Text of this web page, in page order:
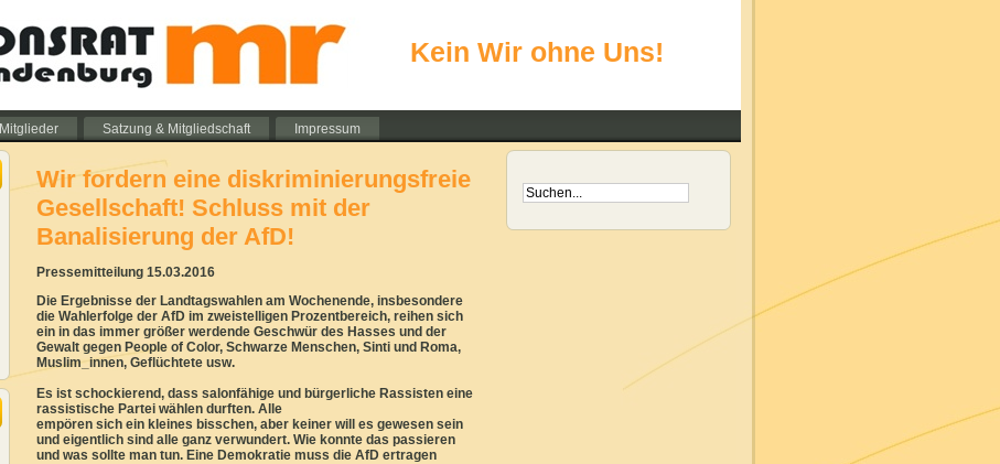
Kein Wir ohne Uns!
Mitglieder Satzung & Mitgliedschaft Impressum
Wir fordern eine diskriminierungsfreie
Gesellschaft! Schluss mit der
Banalisierung der AfD!
Pressemitteilung 15.03.2016
Die Ergebnisse der Landtagswahlen am Wochenende, insbesondere
die Wahlerfolge der AfD im zweistelligen Prozentbereich, reihen sich
ein in das immer größer werdende Geschwür des Hasses und der
Gewalt gegen People of Color, Schwarze Menschen, Sinti und Roma,
Muslim_innen, Geflüchtete usw.
Es ist schockierend, dass salonfähige und bürgerliche Rassisten eine
rassistische Partei wählen durften. Alle
empören sich ein kleines bisschen, aber keiner will es gewesen sein
und eigentlich sind alle ganz verwundert. Wie konnte das passieren
und was sollte man tun. Eine Demokratie muss die AfD ertragen